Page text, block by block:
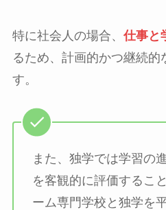
特に社会人の場合、 仕事と
るため、計画的かつ継続的
す。
また、独学では学習の
を客観的に評価するこ
ーム専門学校と独学を